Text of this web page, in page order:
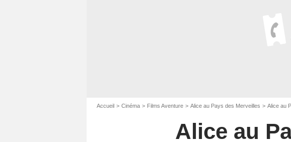
Accueil Cinéma Films Aventure Alice au Pays des Merveilles Alice au
Alice au